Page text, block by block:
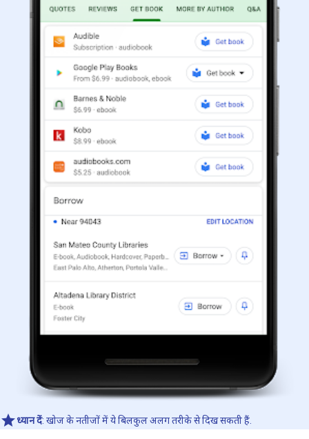
ध्यान दें: खोज के नतीजों में ये बिलकुल अलग तरीके से दिख सकती हैं.